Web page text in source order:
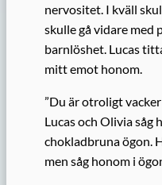
nervositet. I kväll
skulle gå vidare med
barnlöshet. Lucas
mitt emot honom.
”Du är otroligt
Lucas och Olivia såg
chokladbruna ögon.
men såg honom i